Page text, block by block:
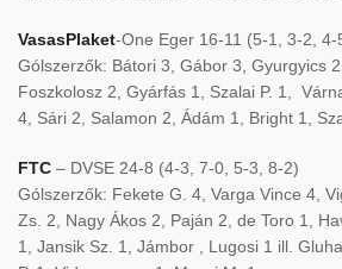
VasasPlaket-One Eger 16-11 (5-1, 3-2, 4-
Gólszerzők: Bátori 3, Gábor 3, Gyurgyics
Foszkolosz 2, Gyárfás 1, Szalai P. 1,
4, Sári 2, Salamon 2, Ádám 1, Bright 1,
FTC – DVSE 24-8 (4-3, 7-0, 5-3, 8-2)
Gólszerzők: Fekete G. 4, Varga Vince 4,
Zs. 2, Nagy Ákos 2, Paján 2, de Toro 1,
1, Jansik Sz. 1, Jámbor , Lugosi 1 ill.